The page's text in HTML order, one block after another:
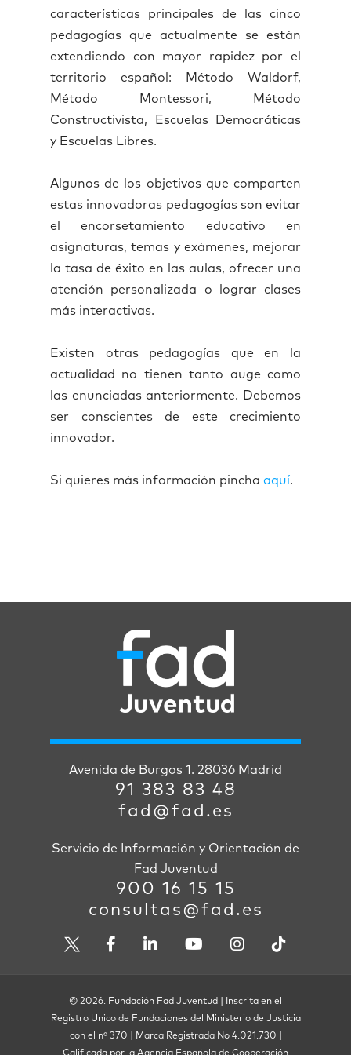
características principales de las cinco
pedagogías que actualmente se están
extendiendo con mayor rapidez por el
territorio español: Método Waldorf,
Método Montessori, Método
Constructivista, Escuelas Democráticas
y Escuelas Libres.
Algunos de los objetivos que comparten
estas innovadoras pedagogías son evitar
el encorsetamiento educativo en
asignaturas, temas y exámenes, mejorar
la tasa de éxito en las aulas, ofrecer una
atención personalizada o lograr clases
más interactivas.
Existen otras pedagogías que en la
actualidad no tienen tanto auge como
las enunciadas anteriormente. Debemos
ser conscientes de este crecimiento
innovador.
Si quieres más información pincha aquí.
Avenida de Burgos 1. 28036 Madrid
91 383 83 48
fad@fad.es
Servicio de Información y Orientación de
Fad Juventud
900 16 15 15
consultas@fad.es
© 2026. Fundación Fad Juventud | Inscrita en el
Registro Único de Fundaciones del Ministerio de Justicia
con el nº 370 | Marca Registrada No 4.021.730 |